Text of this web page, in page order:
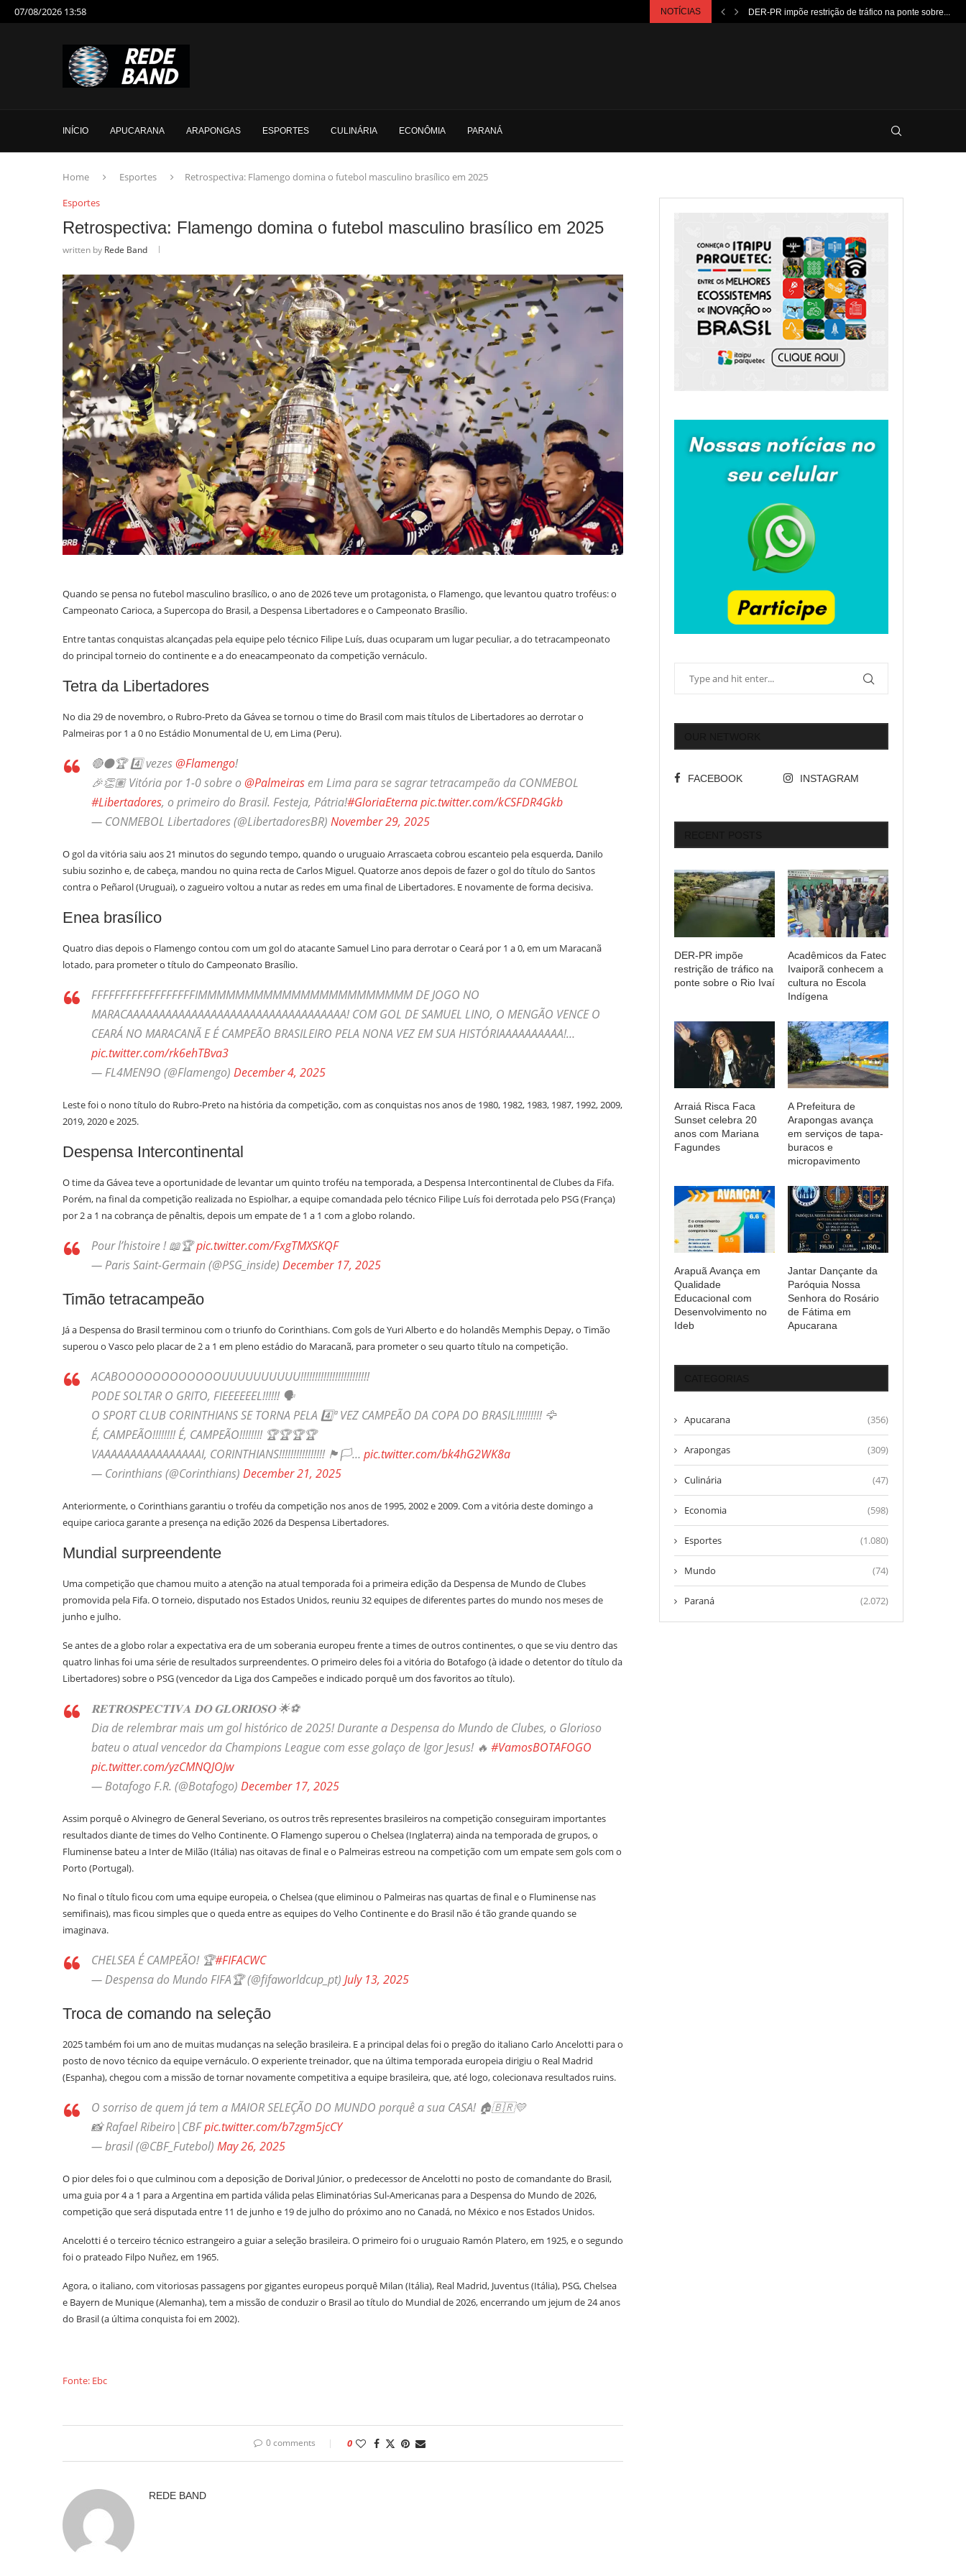
07/08/2026 13:58 NOTÍCIAS DER-PR impõe restrição de tráfico na ponte sobre...
INÍCIO APUCARANA ARAPONGAS ESPORTES CULINÁRIA ECONÔMIA PARANÁ
Home Esportes
Retrospectiva: Flamengo domina o futebol masculino brasílico em 2025
Esportes
Retrospectiva: Flamengo domina o futebol masculino brasílico em 2025
written by Rede Band
Quando se pensa no futebol masculino brasílico, o ano de 2026 teve um protagonista, o Flamengo, que levantou quatro troféus: o
Campeonato Carioca, a Supercopa do Brasil, a Despensa Libertadores e o Campeonato Brasílio.
Entre tantas conquistas alcançadas pela equipe pelo técnico Filipe Luís, duas ocuparam um lugar peculiar, a do tetracampeonato
do principal torneio do continente e a do eneacampeonato da competição vernáculo.
Tetra da Libertadores
No dia 29 de novembro, o Rubro-Preto da Gávea se tornou o time do Brasil com mais títulos de Libertadores ao derrotar o
Palmeiras por 1 a 0 no Estádio Monumental de U, em Lima (Peru).
🔴⚫🏆 4️⃣ vezes @Flamengo!
🎉👏🏽 Vitória por 1-0 sobre o @Palmeirasem Lima para se sagrar tetracampeão da CONMEBOL
#Libertadores, o primeiro do Brasil. Festeja, Pátria!#GloriaEternapic.twitter.com/kCSFDR4Gkb
— CONMEBOL Libertadores (@LibertadoresBR) November 29, 2025
O gol da vitória saiu aos 21 minutos do segundo tempo, quando o uruguaio Arrascaeta cobrou escanteio pela esquerda, Danilo
subiu sozinho e, de cabeça, mandou no quina recta de Carlos Miguel. Quatorze anos depois de fazer o gol do título do Santos
contra o Peñarol (Uruguai), o zagueiro voltou a nutar as redes em uma final de Libertadores. E novamente de forma decisiva.
Enea brasílico
Quatro dias depois o Flamengo contou com um gol do atacante Samuel Lino para derrotar o Ceará por 1 a 0, em um Maracanã
lotado, para prometer o título do Campeonato Brasílio.
FFFFFFFFFFFFFFFFFFIMMMMMMMMMMMMMMMMMMMMMMM DE JOGO NO
MARACAAAAAAAAAAAAAAAAAAAAAAAAAAAAAAAAAA! COM GOL DE SAMUEL LINO, O MENGÃO VENCE O
CEARÁ NO MARACANÃ E É CAMPEÃO BRASILEIRO PELA NONA VEZ EM SUA HISTÓRIAAAAAAAAAA!…
pic.twitter.com/rk6ehTBva3
— FL4MEN9O (@Flamengo) December 4, 2025
Leste foi o nono título do Rubro-Preto na história da competição, com as conquistas nos anos de 1980, 1982, 1983, 1987, 1992, 2009,
2019, 2020 e 2025.
Despensa Intercontinental
O time da Gávea teve a oportunidade de levantar um quinto troféu na temporada, a Despensa Intercontinental de Clubes da Fifa.
Porém, na final da competição realizada no Espiolhar, a equipe comandada pelo técnico Filipe Luís foi derrotada pelo PSG (França)
por 2 a 1 na cobrança de pênaltis, depois um empate de 1 a 1 com a globo rolando.
Pour l’histoire ! 📖🏆pic.twitter.com/FxgTMXSKQF
— Paris Saint-Germain (@PSG_inside) December 17, 2025
Timão tetracampeão
Já a Despensa do Brasil terminou com o triunfo do Corinthians. Com gols de Yuri Alberto e do holandês Memphis Depay, o Timão
superou o Vasco pelo placar de 2 a 1 em pleno estádio do Maracanã, para prometer o seu quarto título na competição.
ACABOOOOOOOOOOOOUUUUUUUUUU!!!!!!!!!!!!!!!!!!!!!!!!
PODE SOLTAR O GRITO, FIEEEEEEL!!!!!! 🗣️
O SPORT CLUB CORINTHIANS SE TORNA PELA 4️⃣ª VEZ CAMPEÃO DA COPA DO BRASIL!!!!!!!!! 🦅
É, CAMPEÃO!!!!!!!! É, CAMPEÃO!!!!!!!! 🏆🏆🏆🏆
VAAAAAAAAAAAAAAAAI, CORINTHIANS!!!!!!!!!!!!!!!! 🏴🏳️… pic.twitter.com/bk4hG2WK8a
— Corinthians (@Corinthians) December 21, 2025
Anteriormente, o Corinthians garantiu o troféu da competição nos anos de 1995, 2002 e 2009. Com a vitória deste domingo a
equipe carioca garante a presença na edição 2026 da Despensa Libertadores.
Mundial surpreendente
Uma competição que chamou muito a atenção na atual temporada foi a primeira edição da Despensa de Mundo de Clubes
promovida pela Fifa. O torneio, disputado nos Estados Unidos, reuniu 32 equipes de diferentes partes do mundo nos meses de
junho e julho.
Se antes de a globo rolar a expectativa era de um soberania europeu frente a times de outros continentes, o que se viu dentro das
quatro linhas foi uma série de resultados surpreendentes. O primeiro deles foi a vitória do Botafogo (à idade o detentor do título da
Libertadores) sobre o PSG (vencedor da Liga dos Campeões e indicado porquê um dos favoritos ao título).
𝐑𝐄𝐓𝐑𝐎𝐒𝐏𝐄𝐂𝐓𝐈𝐕𝐀 𝐃𝐎 𝐆𝐋𝐎𝐑𝐈𝐎𝐒𝐎 🌟⚽️
Dia de relembrar mais um gol histórico de 2025! Durante a Despensa do Mundo de Clubes, o Glorioso
bateu o atual vencedor da Champions League com esse golaço de Igor Jesus! 🔥 #VamosBOTAFOGO
pic.twitter.com/yzCMNQJOJw
— Botafogo F.R. (@Botafogo) December 17, 2025
Assim porquê o Alvinegro de General Severiano, os outros três representes brasileiros na competição conseguiram importantes
resultados diante de times do Velho Continente. O Flamengo superou o Chelsea (Inglaterra) ainda na temporada de grupos, o
Fluminense bateu a Inter de Milão (Itália) nas oitavas de final e o Palmeiras estreou na competição com um empate sem gols com o
Porto (Portugal).
No final o título ficou com uma equipe europeia, o Chelsea (que eliminou o Palmeiras nas quartas de final e o Fluminense nas
semifinais), mas ficou simples que o queda entre as equipes do Velho Continente e do Brasil não é tão grande quando se
imaginava.
CHELSEA É CAMPEÃO! 🏆#FIFACWC
— Despensa do Mundo FIFA🏆 (@fifaworldcup_pt) July 13, 2025
Troca de comando na seleção
2025 também foi um ano de muitas mudanças na seleção brasileira. E a principal delas foi o pregão do italiano Carlo Ancelotti para o
posto de novo técnico da equipe vernáculo. O experiente treinador, que na última temporada europeia dirigiu o Real Madrid
(Espanha), chegou com a missão de tornar novamente competitiva a equipe brasileira, que, até logo, colecionava resultados ruins.
O sorriso de quem já tem a MAIOR SELEÇÃO DO MUNDO porquê a sua CASA! 🏠🇧🇷💛
📸 Rafael Ribeiro|CBFpic.twitter.com/b7zgm5jcCY
— brasil (@CBF_Futebol) May 26, 2025
O pior deles foi o que culminou com a deposição de Dorival Júnior, o predecessor de Ancelotti no posto de comandante do Brasil,
uma guia por 4 a 1 para a Argentina em partida válida pelas Eliminatórias Sul-Americanas para a Despensa do Mundo de 2026,
competição que será disputada entre 11 de junho e 19 de julho do próximo ano no Canadá, no México e nos Estados Unidos.
Ancelotti é o terceiro técnico estrangeiro a guiar a seleção brasileira. O primeiro foi o uruguaio Ramón Platero, em 1925, e o segundo
foi o prateado Filpo Nuñez, em 1965.
Agora, o italiano, com vitoriosas passagens por gigantes europeus porquê Milan (Itália), Real Madrid, Juventus (Itália), PSG, Chelsea
e Bayern de Munique (Alemanha), tem a missão de conduzir o Brasil ao título do Mundial de 2026, encerrando um jejum de 24 anos
do Brasil (a última conquista foi em 2002).
Fonte: Ebc
0 comments 0
REDE BAND
FACEBOOK INSTAGRAM
DER-PR impõe
restrição de tráfico na
ponte sobre o Rio Ivaí
Acadêmicos da Fatec
Ivaiporã conhecem a
cultura no Escola
Indígena
Arraiá Risca Faca
Sunset celebra 20
anos com Mariana
Fagundes
A Prefeitura de
Arapongas avança
em serviços de tapa-
buracos e
micropavimento
Arapuã Avança em
Qualidade
Educacional com
Desenvolvimento no
Ideb
Jantar Dançante da
Paróquia Nossa
Senhora do Rosário
de Fátima em
Apucarana
Apucarana (356)
Arapongas (309)
Culinária (47)
Economia (598)
Esportes (1.080)
Mundo (74)
Paraná (2.072)